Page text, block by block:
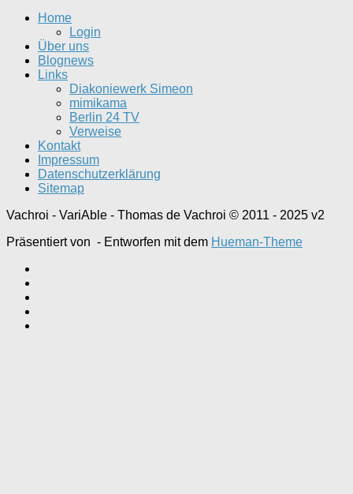
Home
Login
Über uns
Blognews
Links
Diakoniewerk Simeon
mimikama
Berlin 24 TV
Verweise
Kontakt
Impressum
Datenschutzerklärung
Sitemap
Vachroi - VariAble - Thomas de Vachroi © 2011 - 2025 v2
Präsentiert von - Entworfen mit dem Hueman-Theme